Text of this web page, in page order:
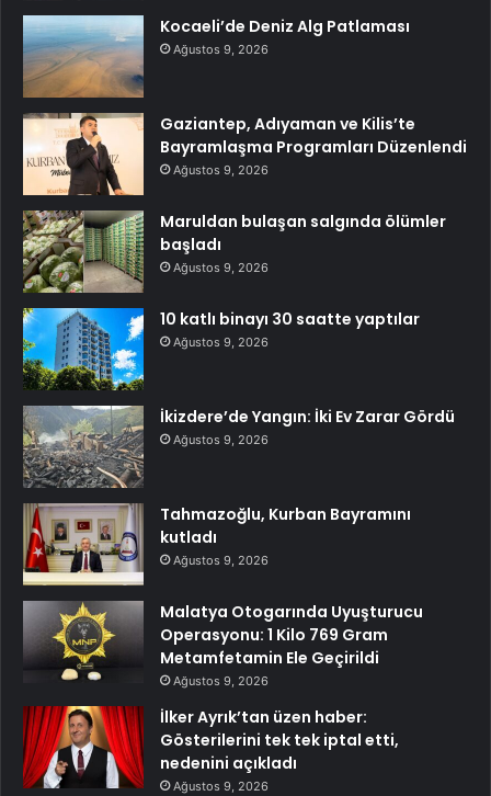
Kocaeli’de Deniz Alg Patlaması
Ağustos 9, 2026
Gaziantep, Adıyaman ve Kilis’te
Bayramlaşma Programları Düzenlendi
Ağustos 9, 2026
Maruldan bulaşan salgında ölümler
başladı
Ağustos 9, 2026
10 katlı binayı 30 saatte yaptılar
Ağustos 9, 2026
İkizdere’de Yangın: İki Ev Zarar Gördü
Ağustos 9, 2026
Tahmazoğlu, Kurban Bayramını
kutladı
Ağustos 9, 2026
Malatya Otogarında Uyuşturucu
Operasyonu: 1 Kilo 769 Gram
Metamfetamin Ele Geçirildi
Ağustos 9, 2026
İlker Ayrık’tan üzen haber:
Gösterilerini tek tek iptal etti,
nedenini açıkladı
Ağustos 9, 2026